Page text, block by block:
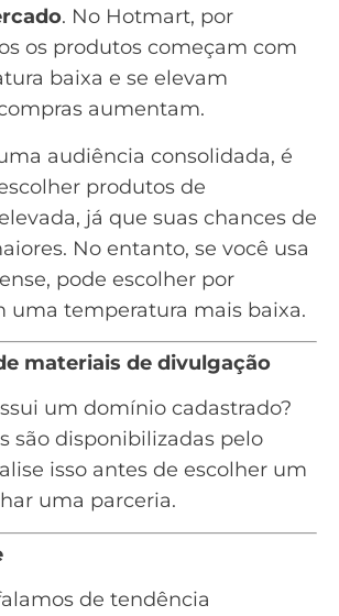
. No Hotmart, por
os produtos começam com
baixa e se elevam
aumentam.
audiência consolidada, é
produtos de
já que suas chances de
No entanto, se você usa
pode escolher por
uma temperatura mais baixa.
materiais de divulgação
um domínio cadastrado?
são disponibilizadas pelo
isso antes de escolher um
uma parceria.
de tendência